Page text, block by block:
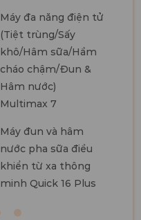
Máy đa năng điện tử
(Tiệt trùng/Sấy
khô/Hâm sữa/Hầm
cháo chậm/Đun &
Hâm nước)
Multimax 7
Máy đun và hâm
nước pha sữa điều
khiển từ xa thông
minh Quick 16 Plus